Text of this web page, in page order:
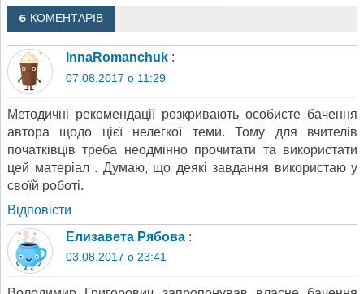
6 КОМЕНТАРІВ
InnaRomanchuk :
07.08.2017 о 11:29
Методичні рекомендації розкривають особисте бачення
автора щодо цієї нелегкої теми. Тому для вчителів
початківців треба неодмінно прочитати та використати
цей матеріал . Думаю, що деякі завдання використаю у
своїй роботі.
Відповіcти
Елизавета Рябова :
03.08.2017 о 23:41